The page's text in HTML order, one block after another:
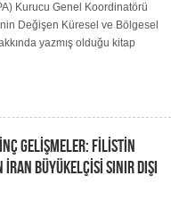
Kurucu Genel Koordinatörü
Değişen Küresel ve Bölgesel
yazmış olduğu kitap
GELİŞMELER: FİLİSTİN
BÜYÜKELÇİSİ SINIR DIŞI